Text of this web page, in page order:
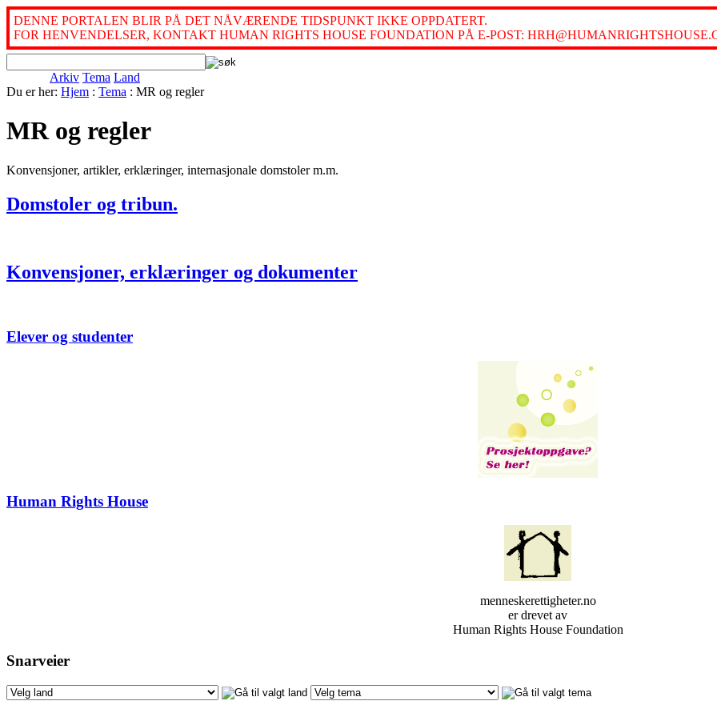
DENNE PORTALEN BLIR PÅ DET NÅVÆRENDE TIDSPUNKT IKKE OPPDATERT.
FOR HENVENDELSER, KONTAKT HUMAN RIGHTS HOUSE FOUNDATION PÅ E-POST:
Arkiv Tema Land
Du er her: Hjem : Tema : MR og regler
MR og regler
Konvensjoner, artikler, erklæringer, internasjonale domstoler m.m.
Domstoler og tribun.
Konvensjoner, erklæringer og dokumenter
Elever og studenter
Human Rights House
menneskerettigheter.no
er drevet av
Human Rights House Foundation
Snarveier